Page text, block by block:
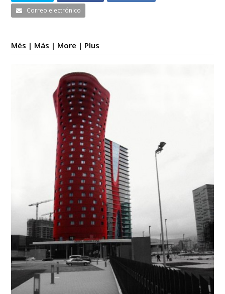
Correo electrónico
Més | Más | More | Plus